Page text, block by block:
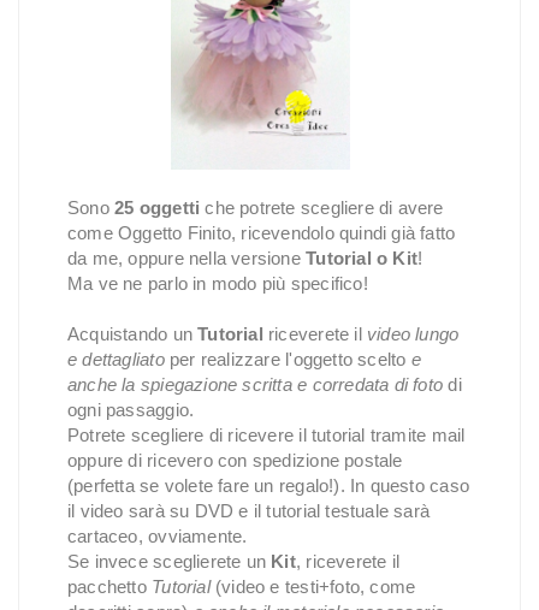
Sono25 oggettiche potrete scegliere di avere
come Oggetto Finito, ricevendolo quindi già fatto
da me, oppure nella versioneTutorial o Kit!
Ma ve ne parlo in modo più specifico!
Acquistando unTutorial riceverete il video lungo
e dettagliatoper realizzare l'oggetto scelto e
anche la spiegazione scritta e corredata di foto di
ogni passaggio.
Potrete scegliere di ricevere il tutorial tramite mail
oppure di ricevero con spedizione postale
(perfetta se volete fare un regalo!). In questo caso
il video sarà su DVD e il tutorial testuale sarà
cartaceo, ovviamente.
Se invece sceglierete un Kit, riceverete il
pacchetto Tutorial (video e testi+foto, come